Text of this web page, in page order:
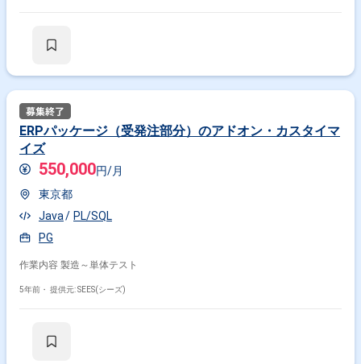
ERPパッケージ（受発注部分）のアドオン・カスタイマ
イズ
550,000円/月
東京都
Java
PL/SQL
PG
作業内容 製造～単体テスト
5年前・ 提供元: SEES(シーズ)